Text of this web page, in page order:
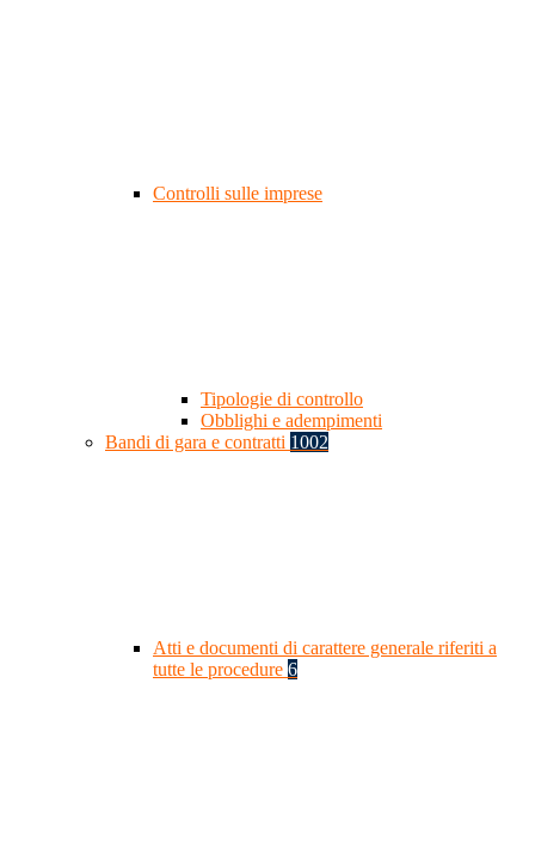
Controlli sulle imprese
Tipologie di controllo
Obblighi e adempimenti
Bandi di gara e contratti 1002
Atti e documenti di carattere generale riferiti a
tutte le procedure 6